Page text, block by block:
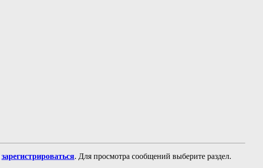
зарегистрироваться. Для просмотра сообщений выберите раздел.